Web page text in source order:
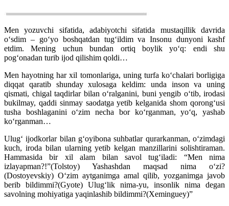
Men yozuvchi sifatida, adabiyotchi sifatida mustaqillik davrida
o‘sdim – go‘yo boshqatdan tug‘ildim va Insonu dunyoni kashf
etdim. Mening uchun bundan ortiq boylik yo‘q: endi shu
pog‘onadan turib ijod qilishim qoldi…
Men hayotning har xil tomonlariga, uning turfa ko‘chalari borligiga
diqqat qaratib shunday xulosaga keldim: unda inson va uning
qismati, chigal taqdirlar bilan o‘ralganini, buni yengib o‘tib, irodasi
bukilmay, qaddi sinmay saodatga yetib kelganida shom qorong‘usi
tusha boshlaganini o‘zim necha bor ko‘rganman, yo‘q, yashab
ko‘rganman…
Ulug‘ ijodkorlar bilan g‘oyibona suhbatlar qurarkanman, o‘zimdagi
kuch, iroda bilan ularning yetib kelgan manzillarini solishtiraman.
Hammasida bir xil alam bilan savol tug‘iladi: “Men nima
izlayapman?!”(Tolstoy) Yashashdan maqsad nima o‘zi?
(Dostoyevskiy) O‘zim aytganimga amal qilib, yozganimga javob
berib bildimmi?(Gyote) Ulug‘lik nima-yu, insonlik nima degan
savolning mohiyatiga yaqinlashib bildimmi?(Xeminguey)”